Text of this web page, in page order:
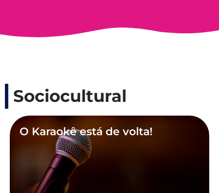
Sociocultural
O Karaokê está de volta!